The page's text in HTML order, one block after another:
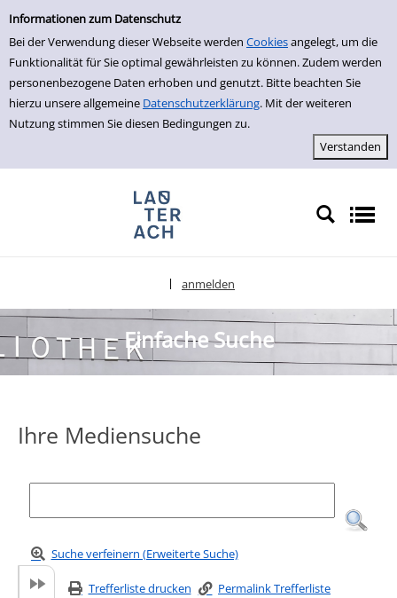
Einfache Suche
Informationen zum Datenschutz
Bei der Verwendung dieser Webseite werden Cookiesangelegt, um die
Funktionalität für Sie optimal gewährleisten zu können. Zudem werden
personenbezogene Daten erhoben und genutzt. Bitte beachten Sie
hierzu unsere allgemeine Datenschutzerklärung. Mit der weiteren
Nutzung stimmen Sie diesen Bedingungen zu.
zur Navigation springen
zum Inhalt springen
Zu den Suchfiltern springen
Zur Trefferliste springen
anmelden
Einfache Suche
Ihre Mediensuche
Suche verfeinern (Erweiterte Suche)
Trefferliste drucken
Permalink Trefferliste